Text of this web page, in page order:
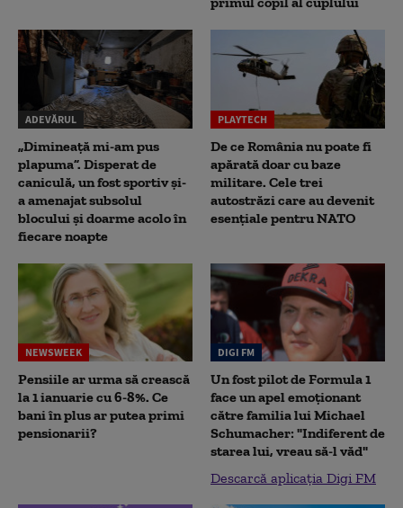
ADEVĂRUL
„Dimineață mi-am pus
plapuma”. Disperat de
caniculă, un fost sportiv și-
a amenajat subsolul
blocului și doarme acolo în
fiecare noapte
PLAYTECH
De ce România nu poate fi
apărată doar cu baze
militare. Cele trei
autostrăzi care au devenit
esențiale pentru NATO
NEWSWEEK
Pensiile ar urma să crească
la 1 ianuarie cu 6-8%. Ce
bani în plus ar putea primi
pensionarii?
DIGI FM
Un fost pilot de Formula 1
face un apel emoționant
către familia lui Michael
Schumacher: "Indiferent de
starea lui, vreau să-l văd"
Descarcă aplicația Digi FM